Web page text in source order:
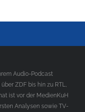
Audio-Podcast
ZDF bis hin zu RTL,
ist vor der MedienKuH
Analysen sowie TV-